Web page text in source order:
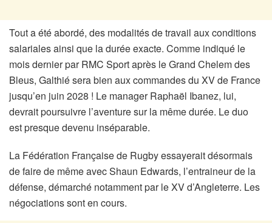
Tout a été abordé, des modalités de travail aux conditions
salariales ainsi que la durée exacte. Comme indiqué le
mois dernier par RMC Sport après le Grand Chelem des
Bleus, Galthié sera bien aux commandes du XV de France
jusqu’en juin 2028 ! Le manager Raphaël Ibanez, lui,
devrait poursuivre l’aventure sur la même durée. Le duo
est presque devenu inséparable.
La Fédération Française de Rugby essayerait désormais
de faire de même avec Shaun Edwards, l’entraineur de la
défense, démarché notamment par le XV d’Angleterre. Les
négociations sont en cours.